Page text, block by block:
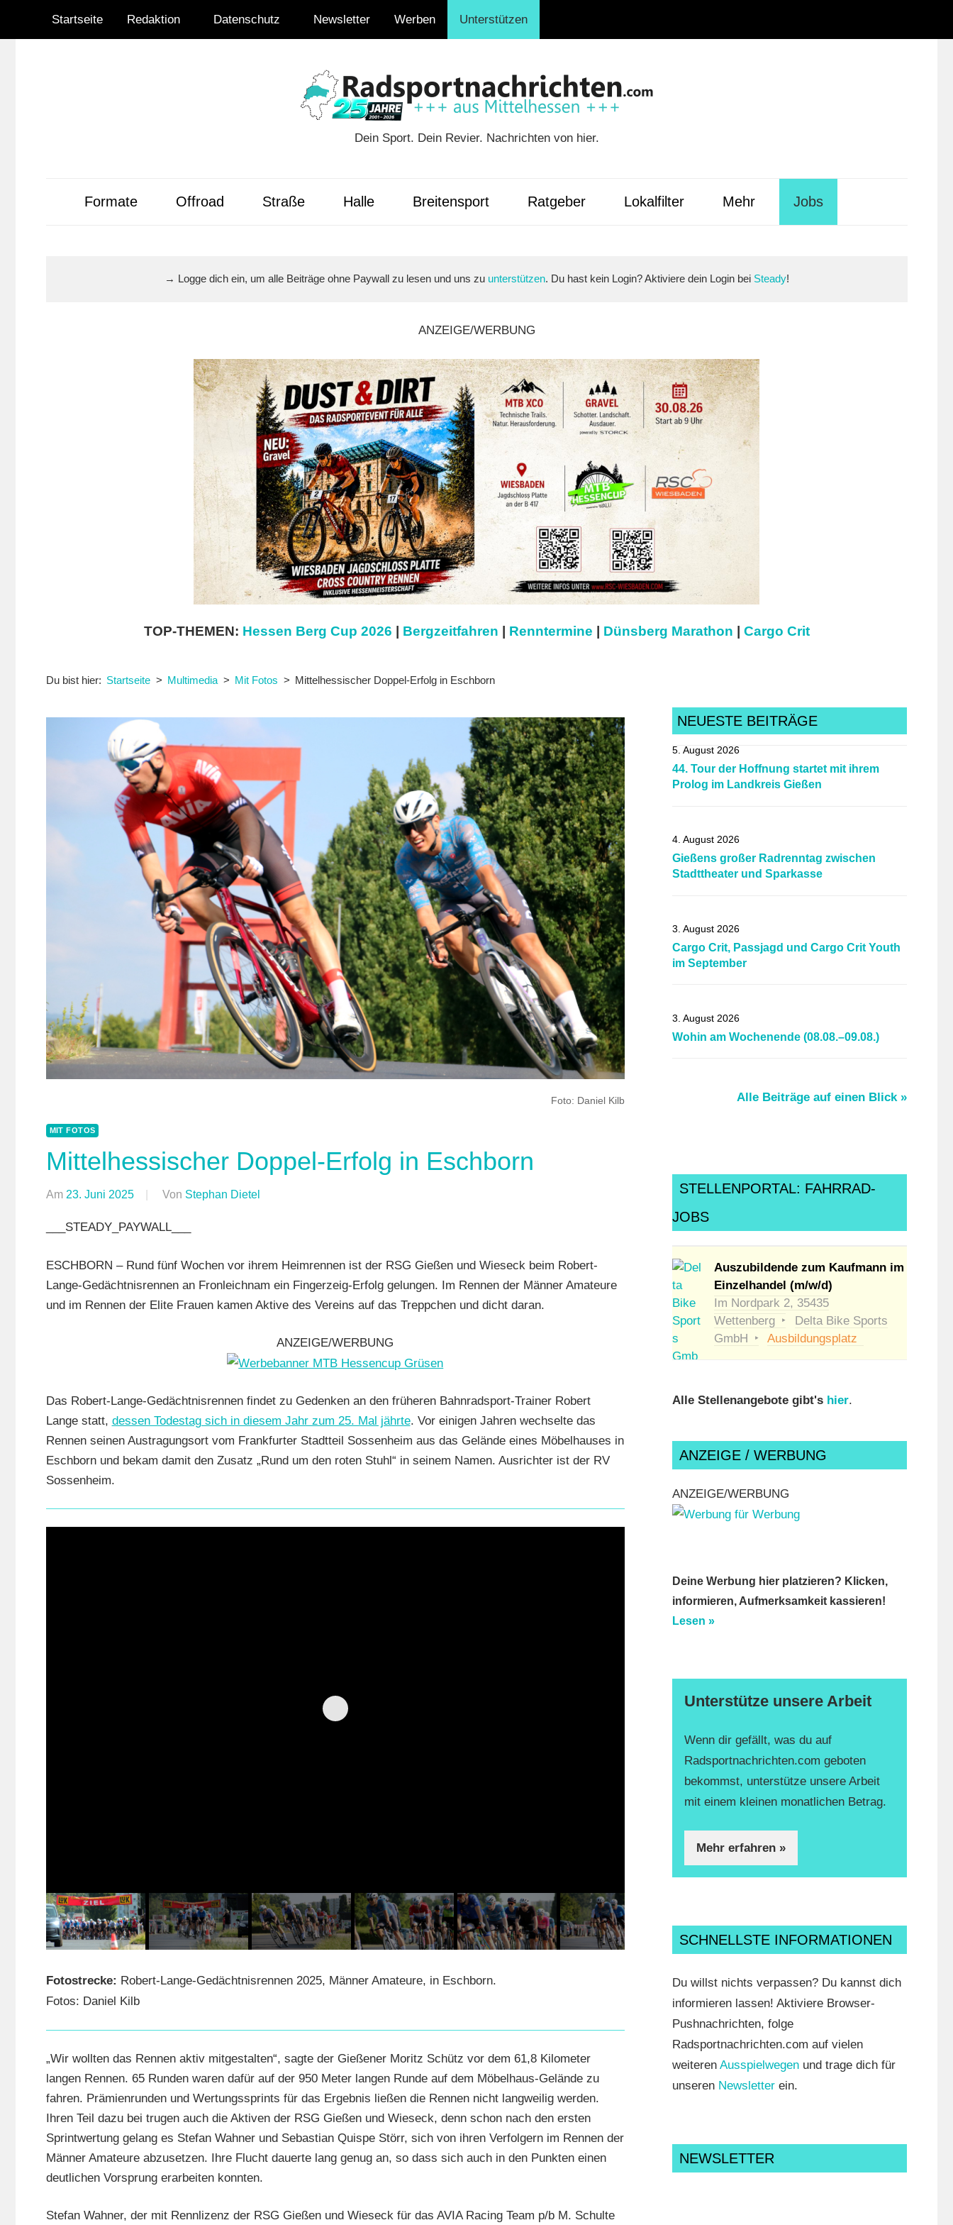
Feed
Startseite Redaktion Datenschutz Newsletter Werben Unterstützen
Radsportnachrichten.com
aus
Dein Sport. Dein Revier. Nachrichten von hier.
Formate Offroad Straße Halle Breitensport Ratgeber Lokalfilter Mehr Jobs
→ Logge dich ein, um alle Beiträge ohne Paywall zu lesen und uns zu unterstützen. Du hast kein Login? Aktiviere dein Login bei Steady!
ANZEIGE/WERBUNG
TOP-THEMEN: Hessen Berg Cup 2026 Bergzeitfahren Renntermine Dünsberg Marathon Cargo Crit
Du bist hier: Startseite Multimedia Mit Fotos Mittelhessischer Doppel-Erfolg in Eschborn
Foto: Daniel Kilb
MIT FOTOS
Mittelhessischer Doppel-Erfolg in Eschborn
Am 23. Juni 2025 Von Stephan Dietel
Buchenau,
___STEADY_PAYWALL___
ESCHBORN – Rund fünf Wochen vor ihrem Heimrennen ist der RSG Gießen und Wieseck beim Robert-
Lange-Gedächtnisrennen an Fronleichnam ein Fingerzeig-Erfolg gelungen. Im Rennen der Männer Amateure
und im Rennen der Elite Frauen kamen Aktive des Vereins auf das Treppchen und dicht daran.
ANZEIGE/WERBUNG
Das Robert-Lange-Gedächtnisrennen findet zu Gedenken an den früheren Bahnradsport-Trainer Robert
Lange statt, dessen Todestag sich in diesem Jahr zum 25. Mal jährte. Vor einigen Jahren wechselte das
Rennen seinen Austragungsort vom Frankfurter Stadtteil Sossenheim aus das Gelände eines Möbelhauses in
Eschborn und bekam damit den Zusatz „Rund um den roten Stuhl“ in seinem Namen. Ausrichter ist der RV
Sossenheim.
Fotostrecke: Robert-Lange-Gedächtnisrennen 2025, Männer Amateure, in Eschborn.
Fotos: Daniel Kilb
„Wir wollten das Rennen aktiv mitgestalten“, sagte der Gießener Moritz Schütz vor dem 61,8 Kilometer
langen Rennen. 65 Runden waren dafür auf der 950 Meter langen Runde auf dem Möbelhaus-Gelände zu
fahren. Prämienrunden und Wertungssprints für das Ergebnis ließen die Rennen nicht langweilig werden.
Ihren Teil dazu bei trugen auch die Aktiven der RSG Gießen und Wieseck, denn schon nach den ersten
Sprintwertung gelang es Stefan Wahner und Sebastian Quispe Störr, sich von ihren Verfolgern im Rennen der
Männer Amateure abzusetzen. Ihre Flucht dauerte lang genug an, so dass sich auch in den Punkten einen
deutlichen Vorsprung erarbeiten konnten.
Stefan Wahner, der mit Rennlizenz der RSG Gießen und Wieseck für das AVIA Racing Team p/b M. Schulte
NEUESTE BEITRÄGE
5. August 2026
44. Tour der Hoffnung startet mit ihrem
Prolog im Landkreis Gießen
4. August 2026
Gießens großer Radrenntag zwischen
Stadttheater und Sparkasse
3. August 2026
Cargo Crit, Passjagd und Cargo Crit Youth
im September
3. August 2026
Wohin am Wochenende (08.08.–09.08.)
Alle Beiträge auf einen Blick »
STELLENPORTAL: FAHRRAD-
JOBS
Auszubildende zum Kaufmann im
Einzelhandel (m/w/d)
Im Nordpark 2, 35435
Wettenberg
Delta Bike Sports
GmbH
Ausbildungsplatz
Alle Stellenangebote gibt's hier.
ANZEIGE / WERBUNG
ANZEIGE/WERBUNG
Deine Werbung hier platzieren? Klicken,
informieren, Aufmerksamkeit kassieren!
Lesen »
Unterstütze unsere Arbeit
Wenn dir gefällt, was du auf
Radsportnachrichten.com geboten
bekommst, unterstütze unsere Arbeit
mit einem kleinen monatlichen Betrag.
Mehr erfahren »
SCHNELLSTE INFORMATIONEN
Du willst nichts verpassen? Du kannst dich
informieren lassen! Aktiviere Browser-
Pushnachrichten, folge
Radsportnachrichten.com auf vielen
weiteren Ausspielwegen und trage dich für
unseren Newsletter ein.
NEWSLETTER